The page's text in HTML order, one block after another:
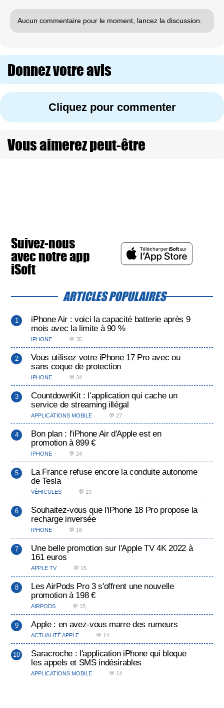
Aucun commentaire pour le moment, lancez la discussion.
Donnez votre avis
Cliquez pour commenter
Vous aimerez peut-être
Suivez-nous
avec notre app
iSoft
ARTICLES POPULAIRES
iPhone Air : voici la capacité batterie après 9
mois avec la limite à 90 %
IPHONE 💬 35
Vous utilisez votre iPhone 17 Pro avec ou
sans coque de protection
IPHONE 💬 34
CountdownKit : l’application qui cache un
service de streaming illégal
APPLICATIONS MOBILE 💬 27
Bon plan : l'iPhone Air d'Apple est en
promotion à 899 €
IPHONE 💬 24
La France refuse encore la conduite autonome
de Tesla
VÉHICULES 💬 19
Souhaitez-vous que l'iPhone 18 Pro propose la
recharge inversée
IPHONE 💬 16
Une belle promotion sur l'Apple TV 4K 2022 à
161 euros
APPLE TV 💬 15
Les AirPods Pro 3 s'offrent une nouvelle
promotion à 198 €
AIRPODS 💬 15
Apple : en avez-vous marre des rumeurs
ACTUALITÉ APPLE 💬 14
Saracroche : l'application iPhone qui bloque
les appels et SMS indésirables
APPLICATIONS MOBILE 💬 14